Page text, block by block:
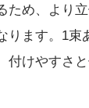
ため、より
ります。1束
付けやすさ